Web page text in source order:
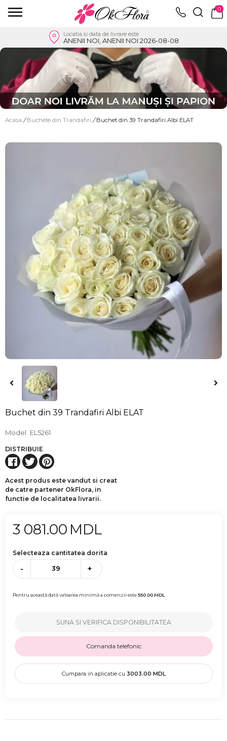
0
Locatia si data de livrare este
ANENII NOI, ANENII NOI 2026-08-08
Acasa / Buchete din Trandafiri / Buchet din 39 Trandafiri Albi ELAT
Buchet din 39 Trandafiri Albi ELAT
Model EL5261
DISTRIBUIE
Acest produs este vandut si creat
de catre partener OkFlora, in
functie de localitatea livrarii.
3 081.00 MDL
Selecteaza cantitatea dorita
- +
Pentru această dată valoarea minimă a comenzii este550.00MDL
SUNA SI VERIFICA DISPONIBILITATEA
Comanda telefonic
Cumpara in aplicatie cu 3003.00 MDL